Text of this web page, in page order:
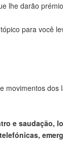
lhe darão
para você
movimentos dos
e saudação,